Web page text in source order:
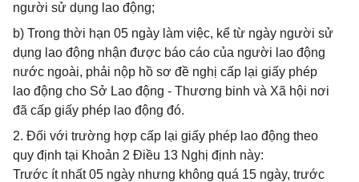
người sử dụng lao động;
b) Trong thời hạn 05 ngày làm việc, kể từ ngày người sử
dụng lao động nhận được báo cáo của người lao động
nước ngoài, phải nộp hồ sơ đề nghị cấp lại giấy phép
lao động cho Sở Lao động - Thương binh và Xã hội nơi
đã cấp giấy phép lao động đó.
2. Đối với trường hợp cấp lại giấy phép lao động theo
quy định tại Khoản 2 Điều 13 Nghị định này:
Trước ít nhất 05 ngày nhưng không quá 15 ngày, trước